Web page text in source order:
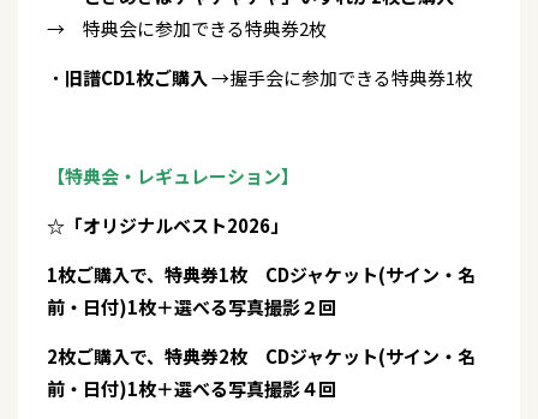
→ 特典会に参加できる特典券2枚
・ 旧譜CD1枚ご購入→握手会に参加できる特典券1枚
【特典会・レギュレーション】
☆「オリジナルベスト2026」
1枚ご購入で、特典券1枚 CDジャケット(サイン・名
前・日付)1枚＋選べる写真撮影２回
2枚ご購入で、特典券2枚 CDジャケット(サイン・名
前・日付)1枚＋選べる写真撮影４回